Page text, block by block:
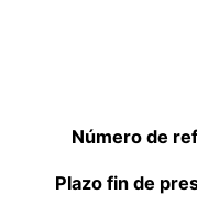
Número de
Plazo fin de